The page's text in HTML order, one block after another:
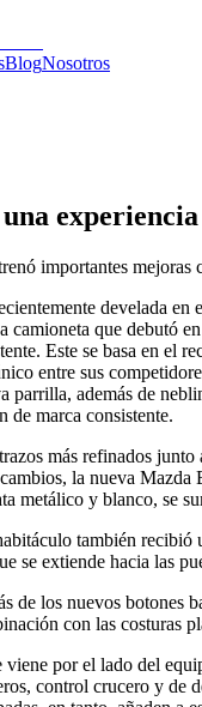
BlogNosotros
importantes mejoras
develada
camioneta que debutó
Este se basa en el
entre sus
parrilla, además de
de marca consistente.
más refinados
la nueva Mazda
metálico y blanco, se
también recibió
se extiende hacia las
de los nuevos
con las costuras
por el lado del
control crucero y